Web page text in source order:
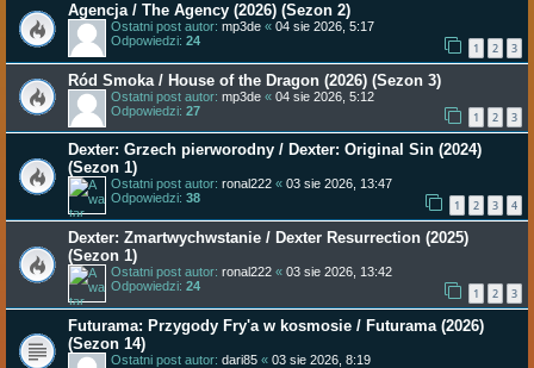
Agencja / The Agency (2026) (Sezon 2)
Ostatni post autor: mp3de « 04 sie 2026, 5:17
Odpowiedzi: 24 1 2 3
Ród Smoka / House of the Dragon (2026) (Sezon 3)
Ostatni post autor: mp3de « 04 sie 2026, 5:12
Odpowiedzi: 27 1 2 3
Dexter: Grzech pierworodny / Dexter: Original Sin (2024)
(Sezon 1)
Ostatni post autor: ronal222 « 03 sie 2026, 13:47
Odpowiedzi: 38 1 2 3 4
Dexter: Zmartwychwstanie / Dexter Resurrection (2025)
(Sezon 1)
Ostatni post autor: ronal222 « 03 sie 2026, 13:42
Odpowiedzi: 24 1 2 3
Futurama: Przygody Fry'a w kosmosie / Futurama (2026)
(Sezon 14)
Ostatni post autor: dari85 « 03 sie 2026, 8:19